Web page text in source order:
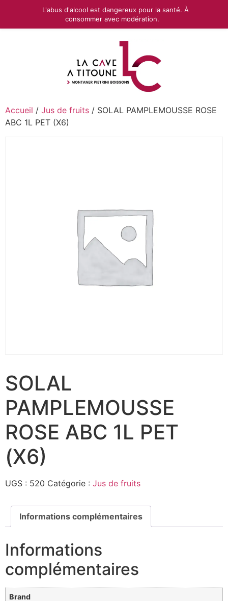
Accueil / Jus de fruits / SOLAL PAMPLEMOUSSE ROSE
ABC 1L PET (X6)
SOLAL
PAMPLEMOUSSE
ROSE ABC 1L PET
(X6)
UGS : 520 Catégorie : Jus de fruits
Informations complémentaires
Informations
complémentaires
Brand
L'abus d'alcool est dangereux pour la santé. À
consommer avec modération.